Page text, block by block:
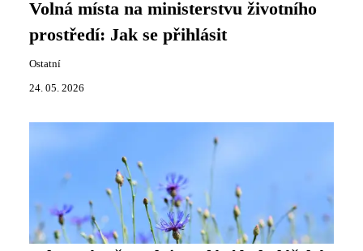
Volná místa na ministerstvu životního
prostředí: Jak se přihlásit
Ostatní
24. 05. 2026